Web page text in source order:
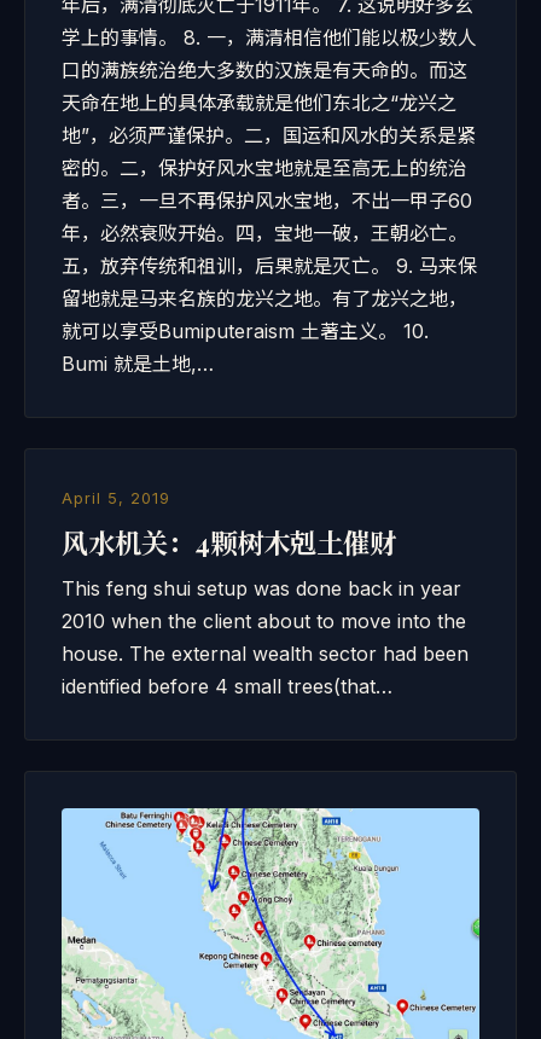
年后，满清彻底灭亡于1911年。 7. 这说明好多玄
学上的事情。 8. 一，满清相信他们能以极少数人
口的满族统治绝大多数的汉族是有天命的。而这
天命在地上的具体承载就是他们东北之“龙兴之
地”，必须严谨保护。二，国运和风水的关系是紧
密的。二，保护好风水宝地就是至高无上的统治
者。三，一旦不再保护风水宝地，不出一甲子60
年，必然衰败开始。四，宝地一破，王朝必亡。
五，放弃传统和祖训，后果就是灭亡。 9. 马来保
留地就是马来名族的龙兴之地。有了龙兴之地，
就可以享受Bumiputeraism 土著主义。 10.
Bumi 就是土地,…
April 5, 2019
风水机关：4颗树木剋土催财
This feng shui setup was done back in year
2010 when the client about to move into the
house. The external wealth sector had been
identified before 4 small trees(that…